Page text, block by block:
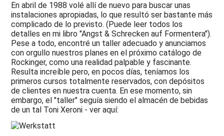
En abril de 1988 volé allí de nuevo para buscar unas
instalaciones apropiadas, lo que resultó ser bastante más
complicado de lo previsto. (Puede leer todos los
detalles en mi libro "Angst & Schrecken auf Formentera").
Pese a todo, encontré un taller adecuado y anunciamos
con orgullo nuestros planes en el próximo catálogo de
Rockinger, como una realidad palpable y fascinante.
Resulta increíble pero, en pocos días, teníamos los
primeros cursos totalmente reservados, con depósitos
de clientes en nuestra cuenta. En ese momento, sin
embargo, el "taller" seguía siendo el almacén de bebidas
de un tal Toni Xeroni - ver aquí: